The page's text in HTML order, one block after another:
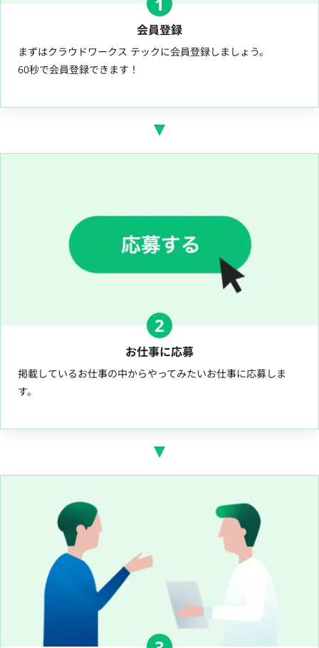
会員登録
まずはクラウドワークス テックに会員登録しましょう。
60秒で会員登録できます！
2
お仕事に応募
掲載しているお仕事の中からやってみたいお仕事に応募しま
す。